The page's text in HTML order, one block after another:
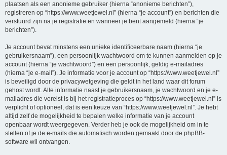
plaatsen als een anonieme gebruiker (hierna “anonieme berichten”),
registreren op “https://www.weetjewel.nl” (hierna “je account”) en berichten die
verstuurd zijn na je registratie en wanneer je bent aangemeld (hierna “je
berichten”).
Je account bevat minstens een unieke identificeerbare naam (hierna “je
gebruikersnaam”), een persoonlijk wachtwoord om te kunnen aanmelden op je
account (hierna “je wachtwoord”) en een persoonlijk, geldig e-mailadres
(hierna “je e-mail”). Je informatie voor je account op “https://www.weetjewel.nl”
is beveiligd door de privacywetgeving die geldt in het land waar dit forum
gehost wordt. Alle informatie naast je gebruikersnaam, je wachtwoord en je e-
mailadres die vereist is bij het registratieproces op “https://www.weetjewel.nl” is
verplicht of optioneel, dat is een keuze van “https://www.weetjewel.nl”. Je hebt
altijd zelf de mogelijkheid te bepalen welke informatie van je account
openbaar wordt weergegeven. Verder heb je ook de mogelijkheid om in te
stellen of je de e-mails die automatisch worden gemaakt door de phpBB-
software wil ontvangen.